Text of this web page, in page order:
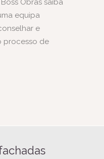
Obras saiba
equipa
e
processo de